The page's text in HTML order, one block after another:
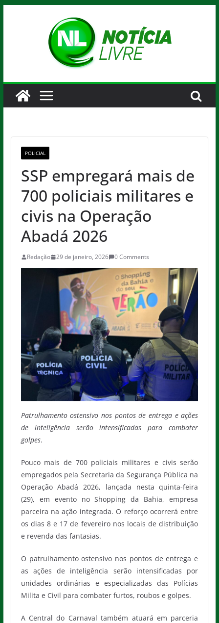
POLICIAL
SSP empregará mais de
700 policiais militares e
civis na Operação
Abadá 2026
Redação 29 de janeiro, 2026 0 Comments
Patrulhamento ostensivo nos pontos de entrega e ações
de inteligência serão intensificadas para combater
golpes.
Pouco mais de 700 policiais militares e civis serão
empregados pela Secretaria da Segurança Pública na
Operação Abadá 2026, lançada nesta quinta-feira
(29), em evento no Shopping da Bahia, empresa
parceira na ação integrada. O reforço ocorrerá entre
os dias 8 e 17 de fevereiro nos locais de distribuição
e revenda das fantasias.
O patrulhamento ostensivo nos pontos de entrega e
as ações de inteligência serão intensificadas por
unidades ordinárias e especializadas das Polícias
Milita e Civil para combater furtos, roubos e golpes.
A Central do Carnaval também atuará em parceria